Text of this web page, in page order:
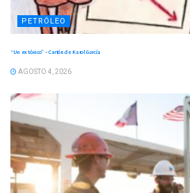
PETRÓLEO
“Un ex tóxico” – Cartón de Karol García
AGOSTO 4, 2026